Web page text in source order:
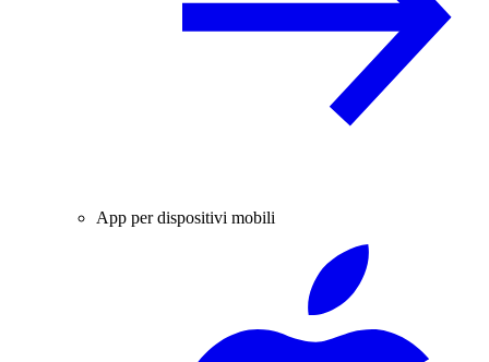
App per dispositivi mobili